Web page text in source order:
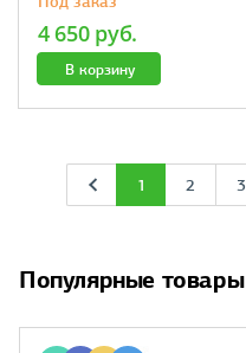
4 650 руб.
В корзину
1 2 3
Популярные товары